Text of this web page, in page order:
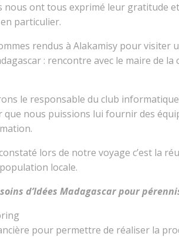
nous ont tous exprimé leur gratitude
particulier.
rendus à Alakamisy pour
: rencontre avec le maire de la
le responsable du club
que nous puissions lui fournir des
lors de notre voyage c’est la
locale.
d’Idées Madagascar pour
pour permettre de réaliser la